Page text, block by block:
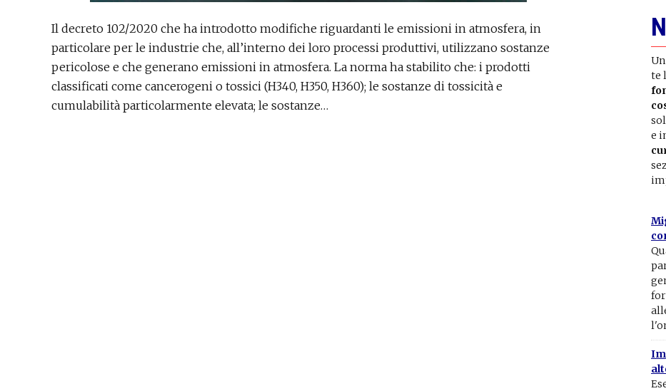
Il decreto 102/2020 che ha introdotto modifiche riguardanti le emissioni in atmosfera, in
particolare per le industrie che, all’interno dei loro processi produttivi, utilizzano sostanze
pericolose e che generano emissioni in atmosfera. La norma ha stabilito che: i prodotti
classificati come cancerogeni o tossici (H340, H350, H360); le sostanze di tossicità e
cumulabilità particolarmente elevata; le sostanze…
te
e